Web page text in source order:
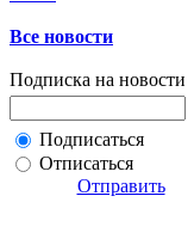
Все новости
Подписка на новости
Подписаться
Отписаться
Отправить